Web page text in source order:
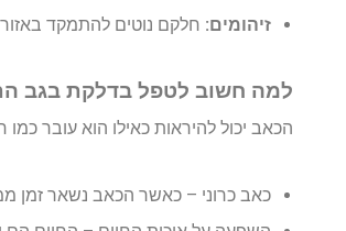
זיהומים: חלקם נוטים להתמקד
למה חשוב לטפל בדלקת בגב
הכאב יכול להיראות כאילו הוא עובר
כאב כרוני – כאשר הכאב נשאר זמן